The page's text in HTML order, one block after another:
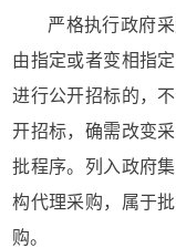
严格执行政府
由指定或者变相指
进行公开招标的，
开招标，确需改变
批程序。列入政府
构代理采购，属于
购。